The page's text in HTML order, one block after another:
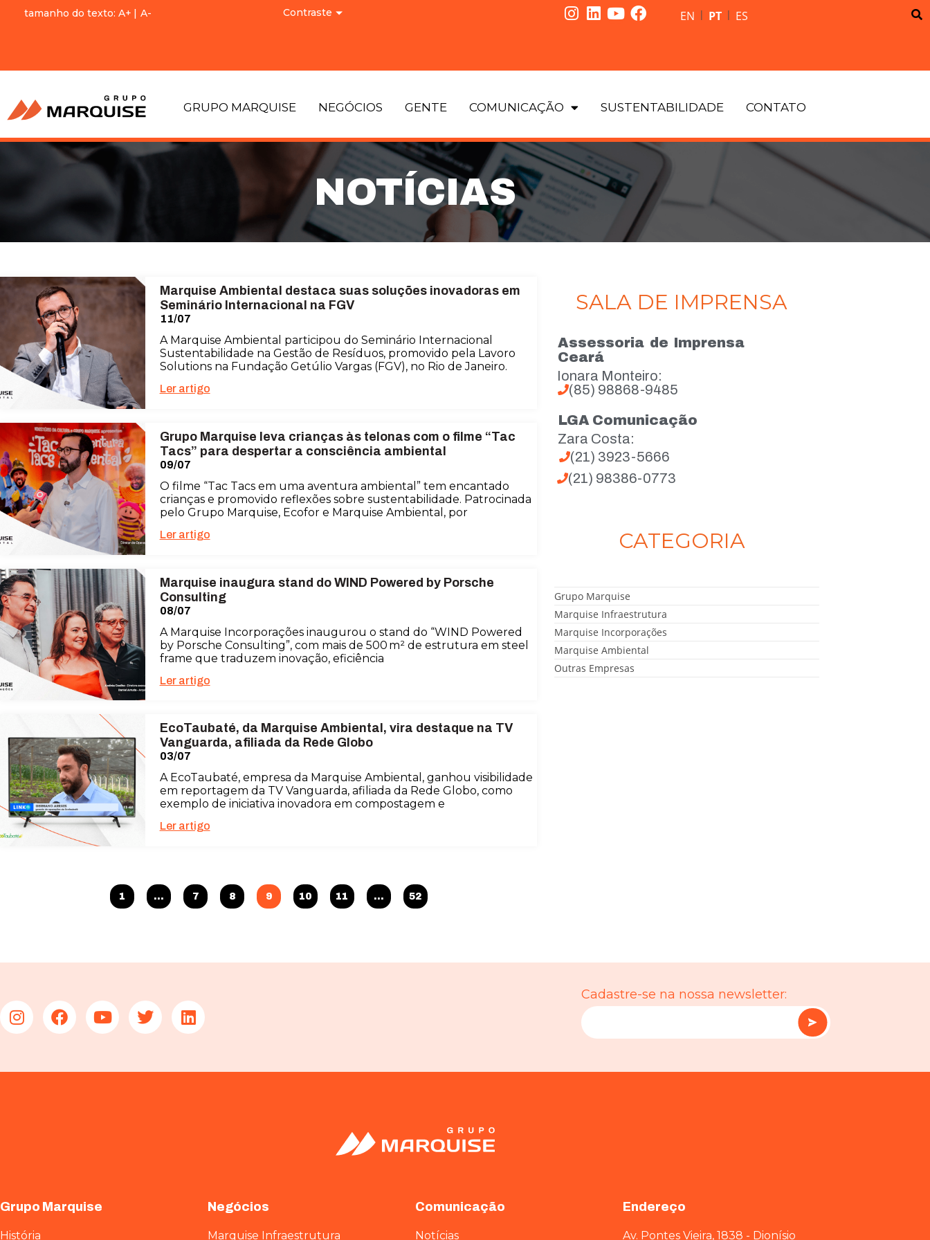
tamanho do texto: A+ | A- Contraste EN | PT | ES
GRUPO MARQUISE NEGÓCIOS GENTE COMUNICAÇÃO SUSTENTABILIDADE CONTATO
NOTÍCIAS
Marquise Ambiental destaca suas soluções inovadoras em
Seminário Internacional na FGV
11/07
A Marquise Ambiental participou do Seminário Internacional
Sustentabilidade na Gestão de Resíduos, promovido pela Lavoro
Solutions na Fundação Getúlio Vargas (FGV), no Rio de Janeiro.
Ler artigo
Grupo Marquise leva crianças às telonas com o filme “Tac
Tacs” para despertar a consciência ambiental
09/07
O filme “Tac Tacs em uma aventura ambiental” tem encantado
crianças e promovido reflexões sobre sustentabilidade. Patrocinada
pelo Grupo Marquise, Ecofor e Marquise Ambiental, por
Ler artigo
Marquise inaugura stand do WIND Powered by Porsche
Consulting
08/07
A Marquise Incorporações inaugurou o stand do “WIND Powered
by Porsche Consulting”, com mais de 500 m² de estrutura em steel
frame que traduzem inovação, eficiência
Ler artigo
EcoTaubaté, da Marquise Ambiental, vira destaque na TV
Vanguarda, afiliada da Rede Globo
03/07
A EcoTaubaté, empresa da Marquise Ambiental, ganhou visibilidade
em reportagem da TV Vanguarda, afiliada da Rede Globo, como
exemplo de iniciativa inovadora em compostagem e
Ler artigo
1 … 7 8 9 10 11 … 52
SALA DE IMPRENSA
Assessoria de Imprensa
Ceará
Ionara Monteiro:
(85) 98868-9485
LGA Comunicação
Zara Costa:
(21) 3923-5666
(21) 98386-0773
CATEGORIA
Grupo Marquise
Marquise Infraestrutura
Marquise Incorporações
Marquise Ambiental
Outras Empresas
Cadastre-se na nossa newsletter:
Grupo Marquise
História
Negócios
Marquise Infraestrutura
Comunicação
Notícias
Endereço
Av. Pontes Vieira, 1838 - Dionísio